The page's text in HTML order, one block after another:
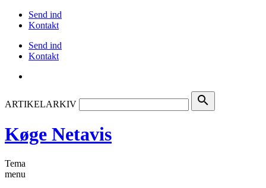
Send ind
Kontakt
Send ind
Kontakt
ARTIKELARKIV search
Køge Netavis
Tema
menu